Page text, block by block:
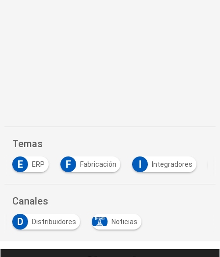
Temas
ERP Fabricación Integradores
Canales
D
Distribuidores Noticias